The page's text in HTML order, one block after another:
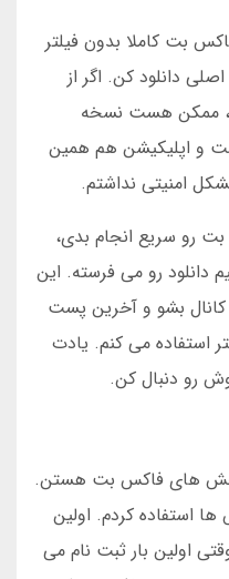
بت کاملا بدون فیلتر
دانلود کن. اگر از
ممکن هست نسخه
و اپلیکیشن هم همین
امنیتی نداشتم.
بت رو سریع انجام بدی،
دانلود رو می فرسته. این
بشو و آخرین پست
استفاده می کنم. یادت
رو دنبال کن.
های فاکس بت هستن.
استفاده کردم. اولین
اولین بار ثبت نام می